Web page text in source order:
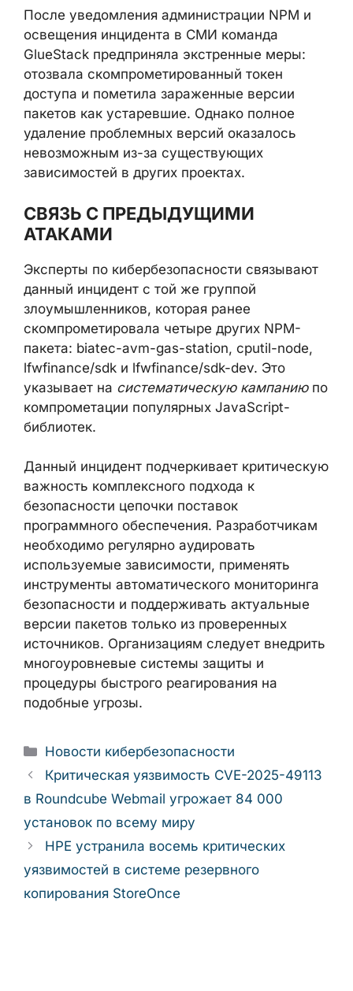
После уведомления администрации NPM и
освещения инцидента в СМИ команда
GlueStack предприняла экстренные меры:
отозвала скомпрометированный токен
доступа и пометила зараженные версии
пакетов как устаревшие. Однако полное
удаление проблемных версий оказалось
невозможным из-за существующих
зависимостей в других проектах.
СВЯЗЬ С ПРЕДЫДУЩИМИ
АТАКАМИ
Эксперты по кибербезопасности связывают
данный инцидент с той же группой
злоумышленников, которая ранее
скомпрометировала четыре других NPM-
пакета: biatec-avm-gas-station, cputil-node,
lfwfinance/sdk и lfwfinance/sdk-dev. Это
указывает на систематическую кампаниюпо
компрометации популярных JavaScript-
библиотек.
Данный инцидент подчеркивает критическую
важность комплексного подхода к
безопасности цепочки поставок
программного обеспечения. Разработчикам
необходимо регулярно аудировать
используемые зависимости, применять
инструменты автоматического мониторинга
безопасности и поддерживать актуальные
версии пакетов только из проверенных
источников. Организациям следует внедрить
многоуровневые системы защиты и
процедуры быстрого реагирования на
подобные угрозы.
Рубрики
Новости кибербезопасности
Критическая уязвимость CVE-2025-49113
в Roundcube Webmail угрожает 84 000
установок по всему миру
HPE устранила восемь критических
уязвимостей в системе резервного
копирования StoreOnce